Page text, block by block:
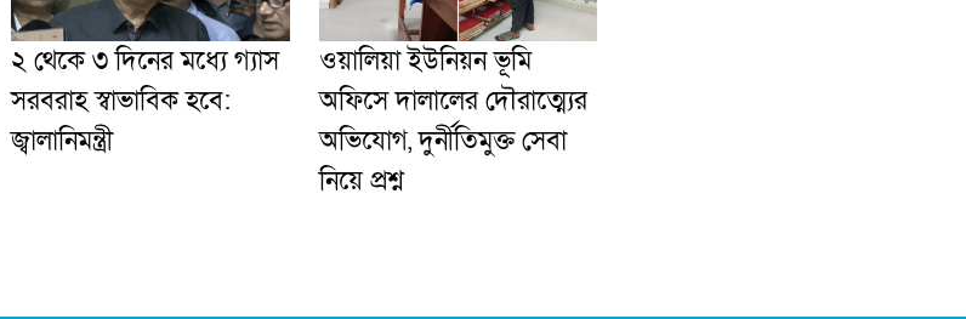
২ থেকে ৩ দিনের মধ্যে গ্যাস
সরবরাহ স্বাভাবিক হবে:
জ্বালানিমন্ত্রী
ওয়ালিয়া ইউনিয়ন ভূমি
অফিসে দালালের দৌরাত্ম্যের
অভিযোগ, দুর্নীতিমুক্ত সেবা
নিয়ে প্রশ্ন